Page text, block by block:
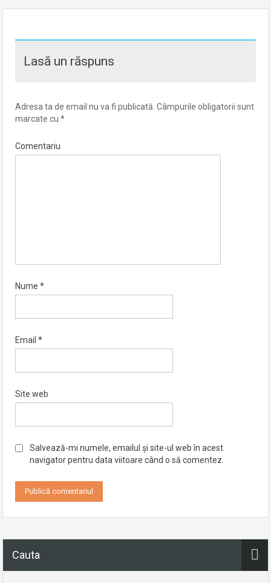
Lasă un răspuns
Adresa ta de email nu va fi publicată. Câmpurile obligatorii sunt
marcate cu *
Comentariu
Nume *
Email *
Site web
Salvează-mi numele, emailul și site-ul web în acest
navigator pentru data viitoare când o să comentez.
Cauta